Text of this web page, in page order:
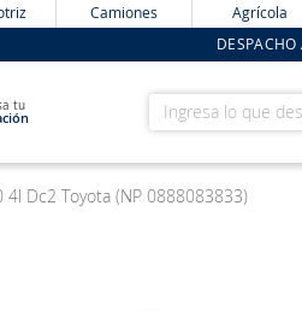
Camiones Agrícola
tu Ingresa lo que
4l Dc2 Toyota (NP 0888083833)